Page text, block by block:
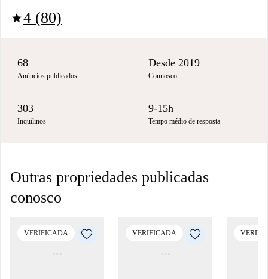
star4 (80)
68
Anúncios publicados
Desde 2019
Connosco
303
Inquilinos
9-15h
Tempo médio de resposta
Outras propriedades publicadas
conosco
VERIFICADA VERIFICADA